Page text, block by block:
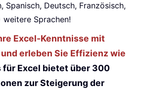
Spanisch, Deutsch, Französisch,
Sprachen!
Excel-Kenntnisse mit
erleben Sie Effizienz wie
für Excel bietet über 300
zur Steigerung der